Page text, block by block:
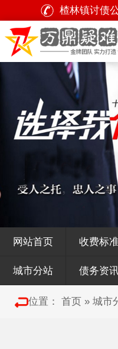
楂林镇讨债
网站首页 收费标
城市分站 债务资
位置： 首页» 城市